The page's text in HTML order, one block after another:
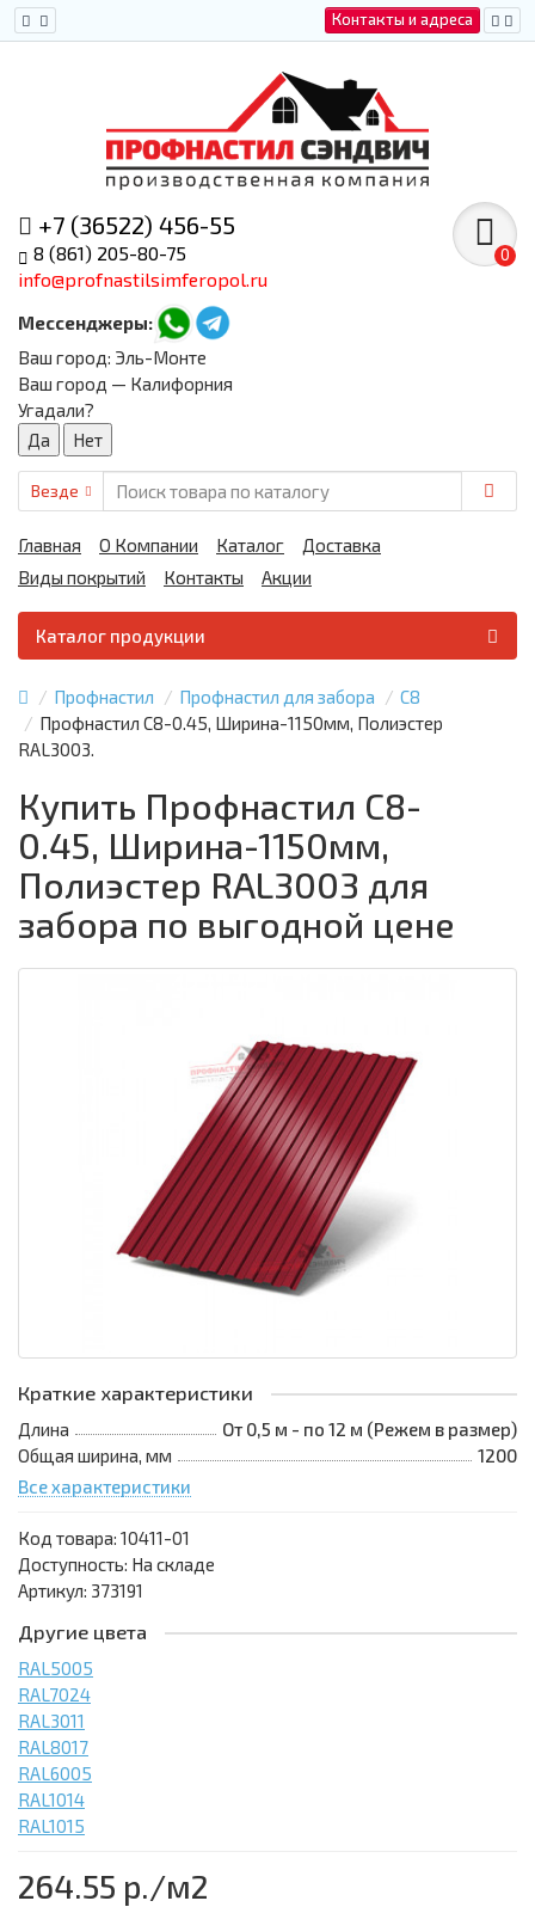
Контакты и адреса
+7 (36522) 456-55
8 (861) 205-80-75
info@profnastilsimferopol.ru
Мессенджеры:
0
Ваш город: Эль-Монте
Ваш город — Калифорния
Угадали?
Везде
Главная О Компании Каталог
Доставка
Виды покрытий
Контакты Акции
Каталог продукции
Профнастил Профнастил для забора
С8
Профнастил С8-0.45, Ширина-1150мм, Полиэстер
RAL3003.
Купить Профнастил С8-
0.45, Ширина-1150мм,
Полиэстер RAL3003 для
забора по выгодной цене
Краткие характеристики
Длина
От 0,5 м - по 12 м (Режем в размер)
Общая ширина, мм
1200
Все характеристики
Код товара: 10411-01
Доступность: На складе
Артикул: 373191
Другие цвета
RAL5005
RAL7024
RAL3011
RAL8017
RAL6005
RAL1014
RAL1015
264.55 р./м2